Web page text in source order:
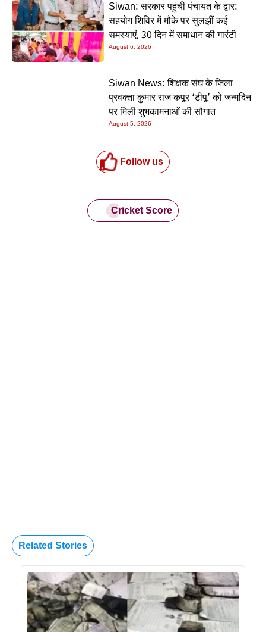
Siwan: सरकार पहुंची पंचायत के द्वार:
सहयोग शिविर में मौके पर सुलझीं कई
समस्याएं, 30 दिन में समाधान की गारंटी
August 6, 2026
Siwan News: शिक्षक संघ के जिला
प्रवक्ता कुमार राज कपूर ‘टीपू’ को जन्मदिन
पर मिली शुभकामनाओं की सौगात
August 5, 2026
Follow us
Cricket Score
Related Stories